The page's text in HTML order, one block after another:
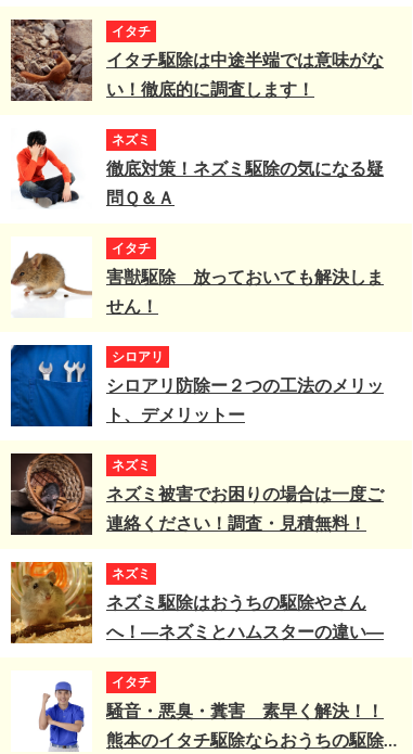
イタチ
イタチ駆除は中途半端では意味がな
い！徹底的に調査します！
ネズミ
徹底対策！ネズミ駆除の気になる疑
問Ｑ＆Ａ
イタチ
害獣駆除 放っておいても解決しま
せん！
シロアリ
シロアリ防除ー２つの工法のメリッ
ト、デメリットー
ネズミ
ネズミ被害でお困りの場合は一度ご
連絡ください！調査・見積無料！
ネズミ
ネズミ駆除はおうちの駆除やさん
へ！―ネズミとハムスターの違い―
イタチ
騒音・悪臭・糞害 素早く解決！！
熊本のイタチ駆除ならおうちの駆除